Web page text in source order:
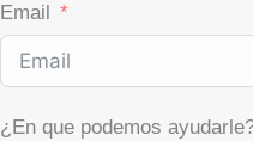
Email
¿En que podemos